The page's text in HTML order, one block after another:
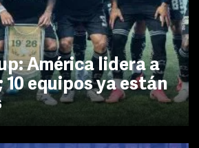
América lidera a
10 equipos ya están